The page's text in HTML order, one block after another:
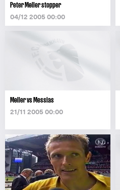
Peter Møller stopper
04/12 2005 00:00
Møller vs Messias
21/11 2005 00:00